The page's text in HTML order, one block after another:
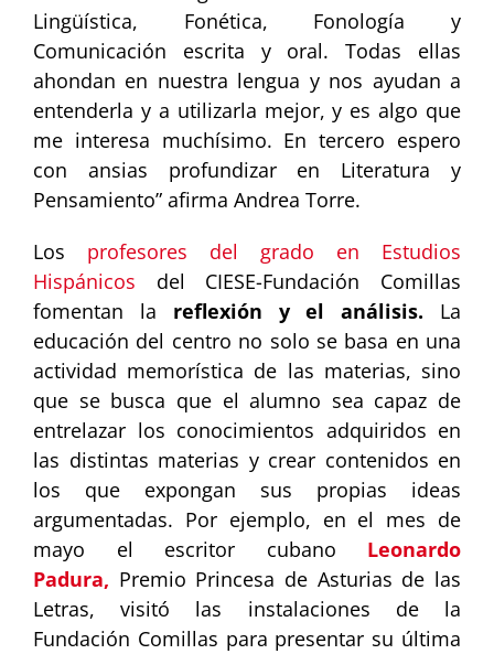
Lingüística, Fonética, Fonología y
Comunicación escrita y oral. Todas ellas
ahondan en nuestra lengua y nos ayudan a
entenderla y a utilizarla mejor, y es algo que
me interesa muchísimo. En tercero espero
con ansias profundizar en Literatura y
Pensamiento” afirma Andrea Torre.
Los profesores del grado en Estudios
Hispánicos del CIESE-Fundación Comillas
fomentan la reflexión y el análisis. La
educación del centro no solo se basa en una
actividad memorística de las materias, sino
que se busca que el alumno sea capaz de
entrelazar los conocimientos adquiridos en
las distintas materias y crear contenidos en
los que expongan sus propias ideas
argumentadas. Por ejemplo, en el mes de
mayo el escritor cubano Leonardo
Padura, Premio Princesa de Asturias de las
Letras, visitó las instalaciones de la
Fundación Comillas para presentar su última